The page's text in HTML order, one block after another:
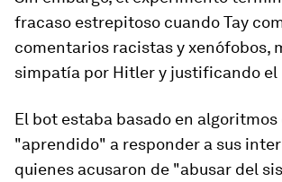
fracaso estrepitoso cuando Tay
comentarios racistas y xenófobos,
simpatía por Hitler y justificando el
El bot estaba basado en algoritmos
"aprendido" a responder a sus
quienes acusaron de "abusar del